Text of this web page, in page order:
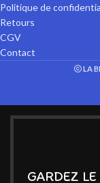
Politique de
Retours
CGV
Contact
LA
GARDEZ